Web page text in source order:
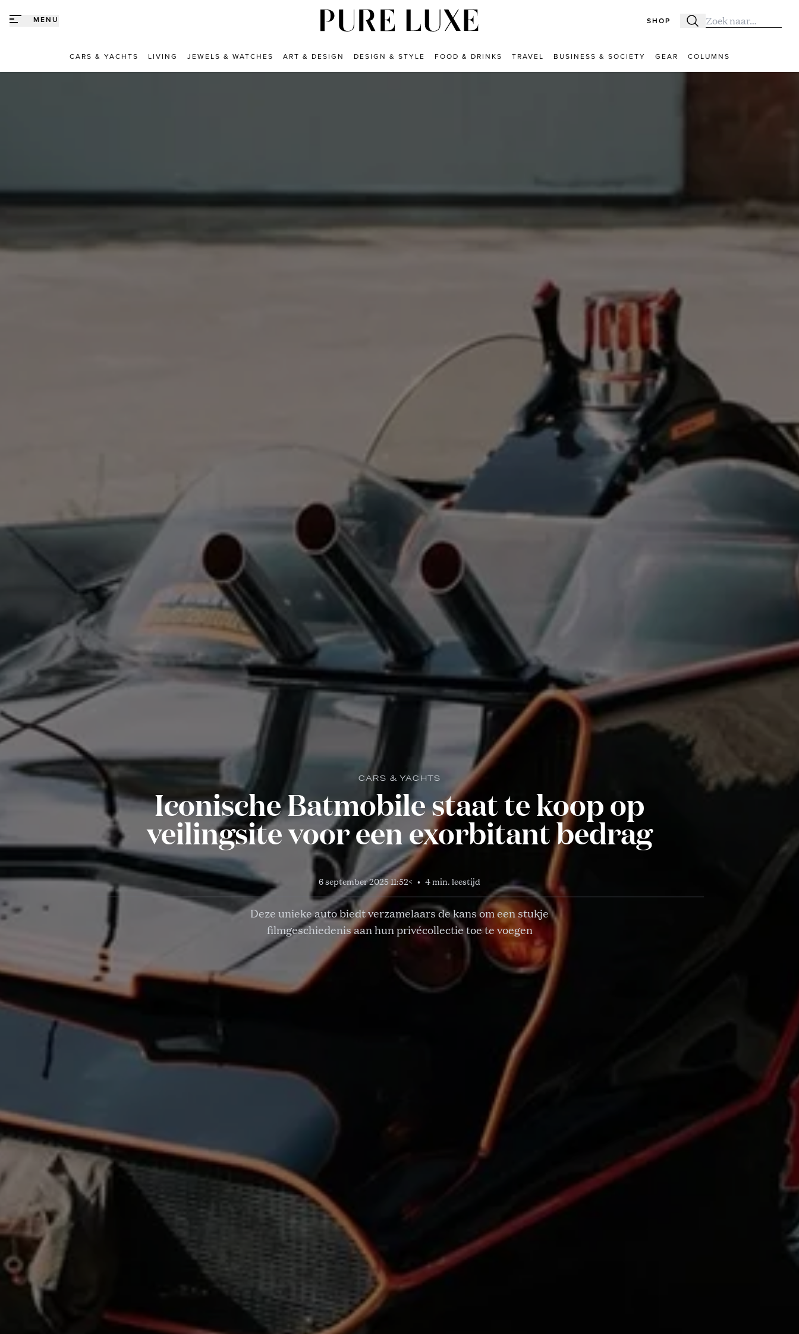
MENU SHOP Zoeken
Zoek naar:
CARS & YACHTS LIVING JEWELS & WATCHES ART & DESIGN DESIGN & STYLE FOOD & DRINKS TRAVEL BUSINESS & SOCIETY GEAR COLUMNS
CARS & YACHTS
Iconische Batmobile staat te koop op
veilingsite voor een exorbitant bedrag
6 september 2025 11:52< • 4 min. leestijd
Deze unieke auto biedt verzamelaars de kans om een stukje
filmgeschiedenis aan hun privécollectie toe te voegen